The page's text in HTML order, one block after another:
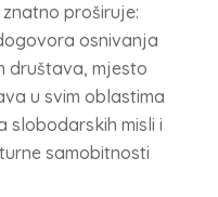
proširuje:
osnivanja
društava, mjesto
u svim oblastima
slobodarskih misli i
samobitnosti